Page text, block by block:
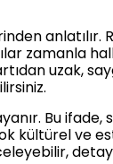
zamanla
uzak,
Bu
kültürel ve